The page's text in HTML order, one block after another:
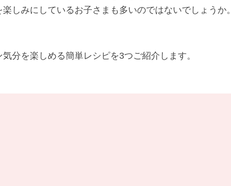
しみにしているお子さまも多いのではないでしょうか。
分を楽しめる簡単レシピを3つご紹介します。